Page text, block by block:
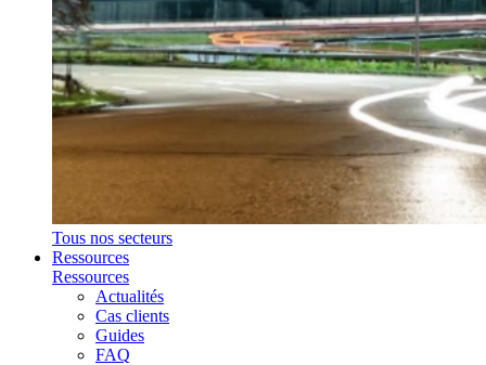
Tous nos secteurs
Ressources
Ressources
Actualités
Cas clients
Guides
FAQ